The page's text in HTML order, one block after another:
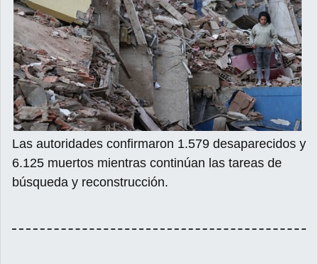
Las autoridades confirmaron 1.579 desaparecidos y
6.125 muertos mientras continúan las tareas de
búsqueda y reconstrucción.